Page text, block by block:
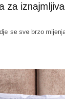
za
se sve brzo